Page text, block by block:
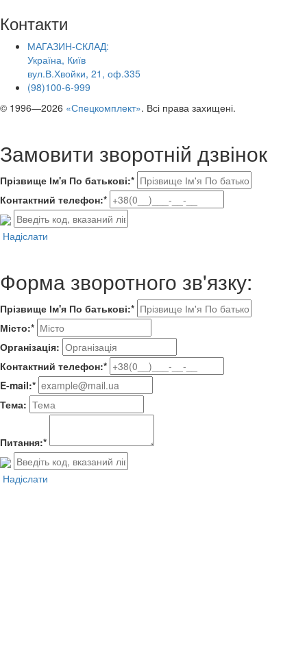
Контакти
МАГАЗИН-СКЛАД:
Україна, Київ
вул.В.Хвойки, 21, оф.335
(98)100-6-999
© 1996—2026 «Спецкомплект». Всі права захищені.
Замовити зворотній дзвінок
Прізвище Ім'я По батькові:*
Контактний телефон:*
Надіслати
Форма зворотного зв'язку:
Прізвище Ім'я По батькові:*
Місто:*
Організація:
Контактний телефон:*
E-mail:*
Тема:
Питання:*
Надіслати